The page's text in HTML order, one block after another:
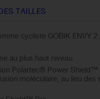
TAILLES
cycliste GOBIK ENVY
au plus haut niveau.
Polartec® Power
moléculaire, au lieu